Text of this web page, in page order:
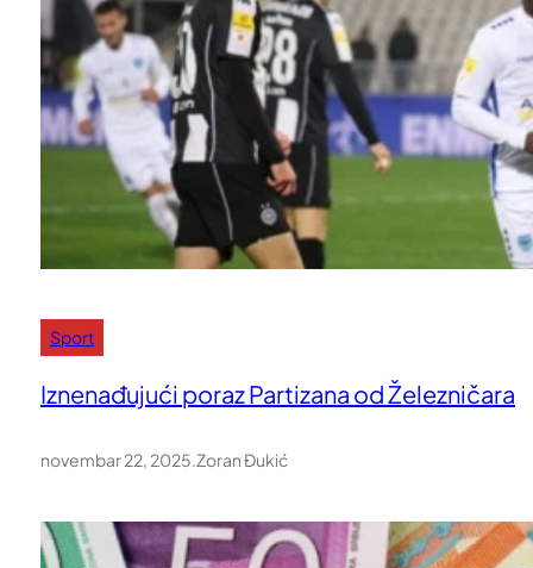
Sport
Iznenađujući poraz Partizana od Železničara
novembar 22, 2025.Zoran Đukić